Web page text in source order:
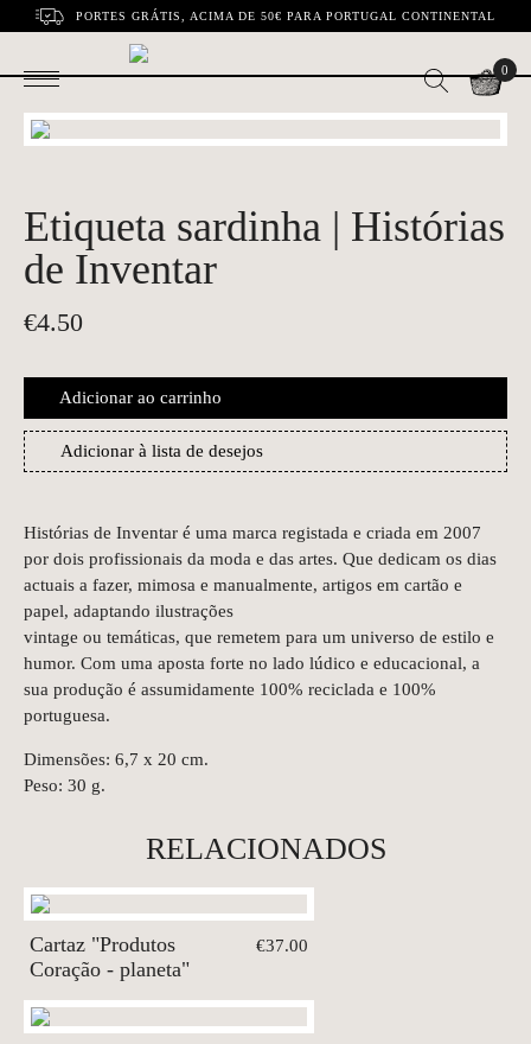
PORTES GRÁTIS, ACIMA DE 50€ PARA PORTUGAL CONTINENTAL
0
Etiqueta sardinha | Histórias
de Inventar
€4.50
Adicionar ao carrinho
Adicionar à lista de desejos
Histórias de Inventar é uma marca registada e criada em 2007
por dois profissionais da moda e das artes. Que dedicam os dias
actuais a fazer, mimosa e manualmente, artigos em cartão e
papel, adaptando ilustrações
vintage ou temáticas, que remetem para um universo de estilo e
humor. Com uma aposta forte no lado lúdico e educacional, a
sua produção é assumidamente 100% reciclada e 100%
portuguesa.
Dimensões: 6,7 x 20 cm.
Peso: 30 g.
RELACIONADOS
Cartaz "Produtos
Coração - planeta"
€37.00